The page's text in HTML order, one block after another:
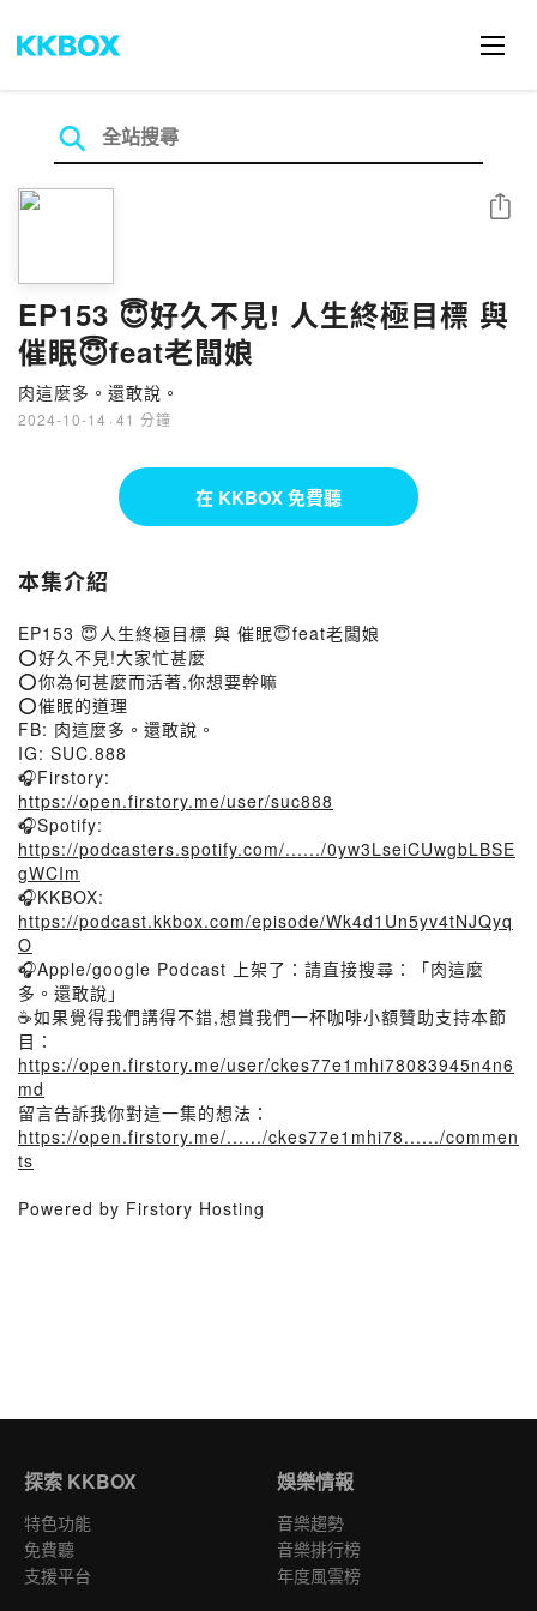
EP153 😇好久不見! 人生終極目標 與
催眠😇feat老闆娘
肉這麼多。還敢說。
2024-10-14 · 41 分鐘
分享
在 KKBOX 免費聽
本集介紹
EP153 😇人生終極目標 與 催眠😇feat老闆娘
⭕️好久不見!大家忙甚麼
⭕️你為何甚麼而活著,你想要幹嘛
⭕️催眠的道理
FB: 肉這麼多。還敢說。
IG: SUC.888
🎧Firstory:
https://open.firstory.me/user/suc888
🎧Spotify:
https://podcasters.spotify.com/....../0yw3LseiCUwgbLBSE
gWCIm
🎧KKBOX:
https://podcast.kkbox.com/episode/Wk4d1Un5yv4tNJQyq
O
🎧Apple/google Podcast 上架了：請直接搜尋：「肉這麼
多。還敢說」
☕️如果覺得我們講得不錯,想賞我們一杯咖啡小額贊助支持本節
目：
https://open.firstory.me/user/ckes77e1mhi78083945n4n6
md
留言告訴我你對這一集的想法：
https://open.firstory.me/....../ckes77e1mhi78....../commen
ts
Powered by Firstory Hosting
探索 KKBOX
特色功能
免費聽
支援平台
娛樂情報
音樂趨勢
音樂排行榜
年度風雲榜